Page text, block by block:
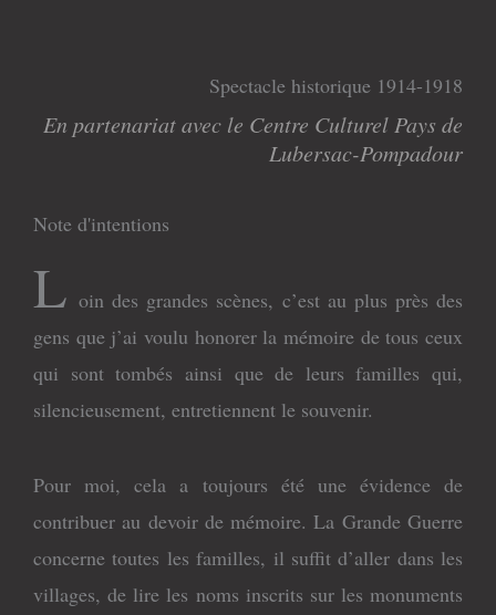
Spectacle historique 1914-1918
En partenariat avec le Centre Culturel Pays de
Lubersac-Pompadour
Note d'intentions
L oin des grandes scènes, c’est au plus près des
gens que j’ai voulu honorer la mémoire de tous ceux
qui sont tombés ainsi que de leurs familles qui,
silencieusement, entretiennent le souvenir.
Pour moi, cela a toujours été une évidence de
contribuer au devoir de mémoire. La Grande Guerre
concerne toutes les familles, il suffit d’aller dans les
villages, de lire les noms inscrits sur les monuments